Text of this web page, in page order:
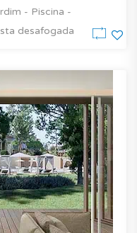
- Piscina -
desafogada